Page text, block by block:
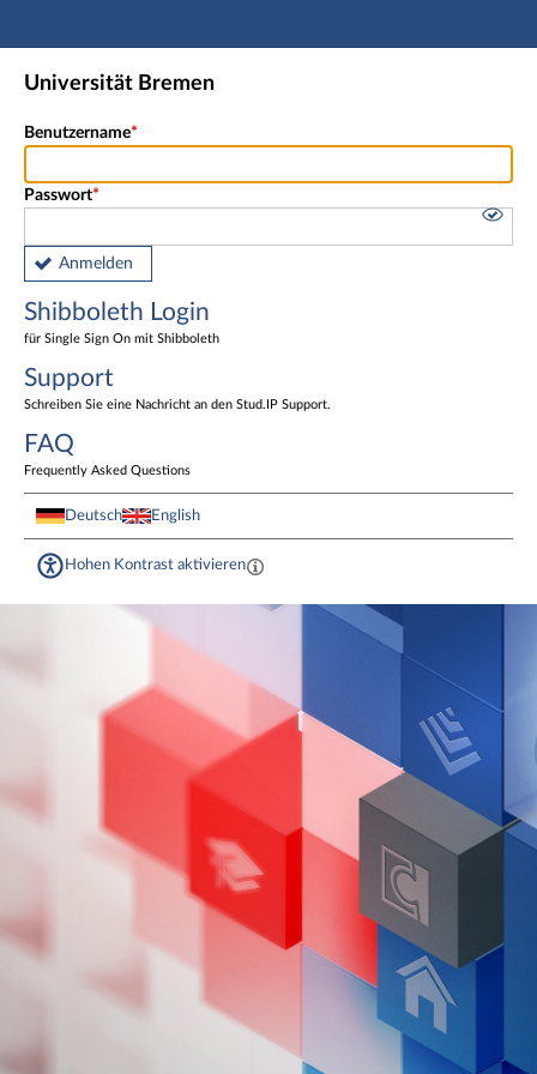
Hauptnavigation
Shibboleth Login
Universität Bremen
Benutzername
Passwort
Anmelden
Shibboleth Login
für Single Sign On mit Shibboleth
Support
Schreiben Sie eine Nachricht an den Stud.IP Support.
FAQ
Frequently Asked Questions
Deutsch English
Hohen Kontrast aktivieren